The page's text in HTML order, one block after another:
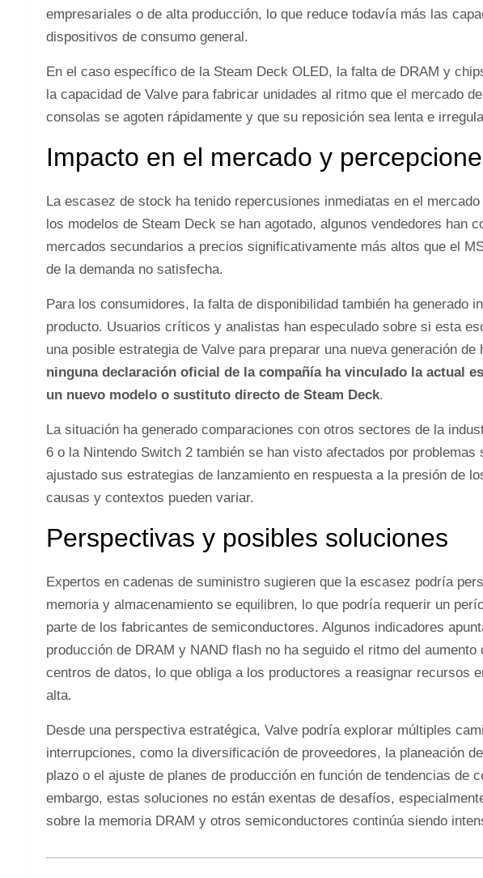
empresariales o de alta producción, lo que reduce todavía más las
dispositivos de consumo general.
En el caso específico de la Steam Deck OLED, la falta de DRAM y
la capacidad de Valve para fabricar unidades al ritmo que el mercado
consolas se agoten rápidamente y que su reposición sea lenta e
Impacto en el mercado y
La escasez de stock ha tenido repercusiones inmediatas en el
los modelos de Steam Deck se han agotado, algunos vendedores han
mercados secundarios a precios significativamente más altos que el
de la demanda no satisfecha.
Para los consumidores, la falta de disponibilidad también ha generado
producto. Usuarios críticos y analistas han especulado sobre si esta
una posible estrategia de Valve para preparar una nueva generación de
ninguna declaración oficial de la compañía ha vinculado la actual
un nuevo modelo o sustituto directo de Steam Deck.
La situación ha generado comparaciones con otros sectores de la
6 o la Nintendo Switch 2 también se han visto afectados por
ajustado sus estrategias de lanzamiento en respuesta a la presión de
causas y contextos pueden variar.
Perspectivas y posibles soluciones
Expertos en cadenas de suministro sugieren que la escasez podría
memoria y almacenamiento se equilibren, lo que podría requerir un
parte de los fabricantes de semiconductores. Algunos indicadores
producción de DRAM y NAND flash no ha seguido el ritmo del
centros de datos, lo que obliga a los productores a reasignar recursos
alta.
Desde una perspectiva estratégica, Valve podría explorar múltiples
interrupciones, como la diversificación de proveedores, la planeación
plazo o el ajuste de planes de producción en función de tendencias de
embargo, estas soluciones no están exentas de desafíos,
sobre la memoria DRAM y otros semiconductores continúa siendo